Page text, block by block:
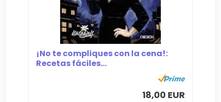
¡No te compliques con la cena!:
Recetas fáciles...
18,00 EUR